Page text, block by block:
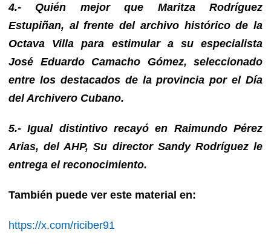
4.- Quién mejor que Maritza Rodríguez
Estupiñan, al frente del archivo histórico de la
Octava Villa para estimular a su especialista
José Eduardo Camacho Gómez, seleccionado
entre los destacados de la provincia por el Día
del Archivero Cubano.
5.- Igual distintivo recayó en Raimundo Pérez
Arias, del AHP, Su director Sandy Rodríguez le
entrega el reconocimiento.
También puede ver este material en:
https://x.com/riciber91